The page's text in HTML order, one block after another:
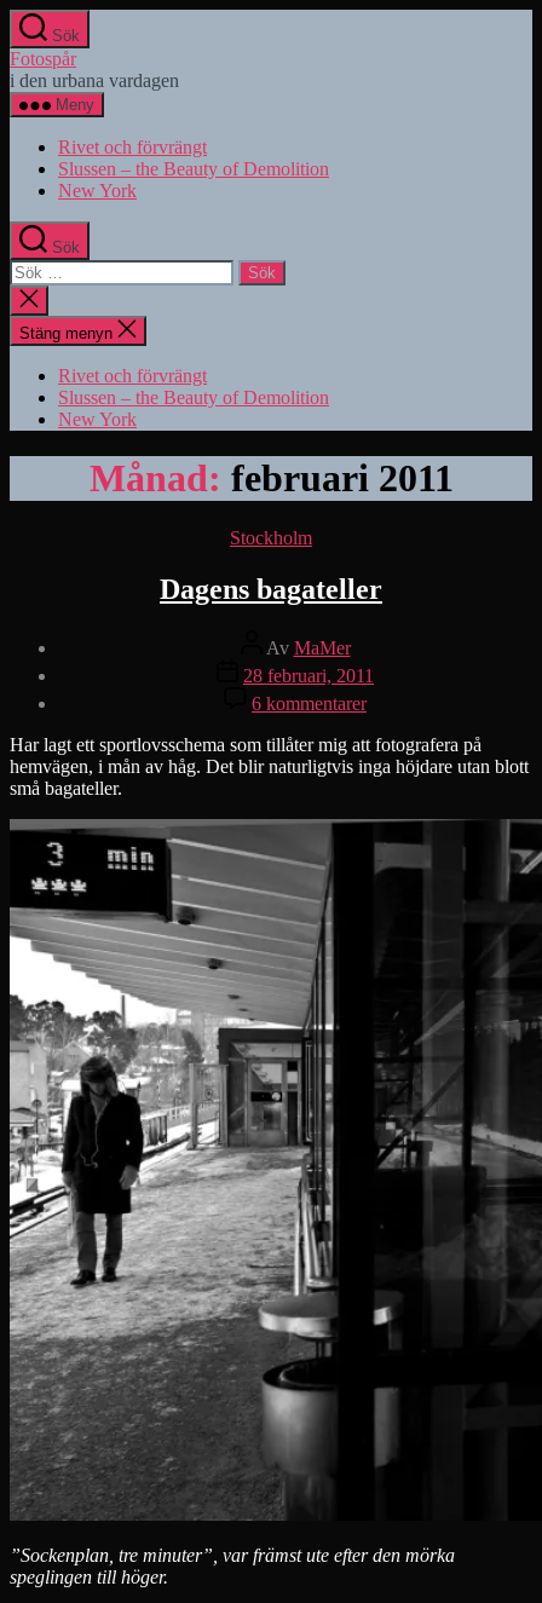
Hoppa
till
innehåll
Sök
Fotospår
i den urbana vardagen
Meny
Rivet och förvrängt
Slussen – the Beauty of Demolition
New York
Sök
Sök
efter:
Stäng
sökningen
Stäng menyn
Rivet och förvrängt
Slussen – the Beauty of Demolition
New York
Månad: februari 2011
Kategorier
Stockholm
Dagens bagateller
Inläggsförfattare
Av MaMer
Inläggsdatum
28 februari, 2011
6 kommentarertill
Dagens
bagateller
Har lagt ett sportlovsschema som tillåter mig att fotografera på
hemvägen, i mån av håg. Det blir naturligtvis inga höjdare utan blott
små bagateller.
”Sockenplan, tre minuter”, var främst ute efter den mörka
speglingen till höger.